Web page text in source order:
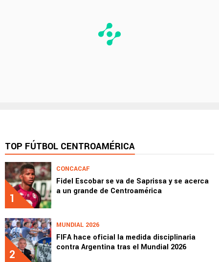
TOP FÚTBOL CENTROAMÉRICA
1
CONCACAF
Fidel Escobar se va de Saprissa y se acerca
a un grande de Centroamérica
2
MUNDIAL 2026
FIFA hace oficial la medida disciplinaria
contra Argentina tras el Mundial 2026